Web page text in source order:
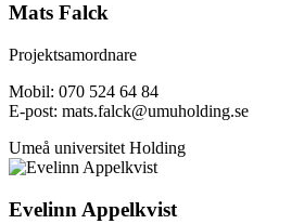
Mats Falck
Projektsamordnare
Mobil: 070 524 64 84
E-post: mats.falck@umuholding.se
Umeå universitet Holding
Evelinn Appelkvist